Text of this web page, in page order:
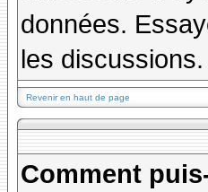
données.
les discussions.
Revenir en haut de page
Comment